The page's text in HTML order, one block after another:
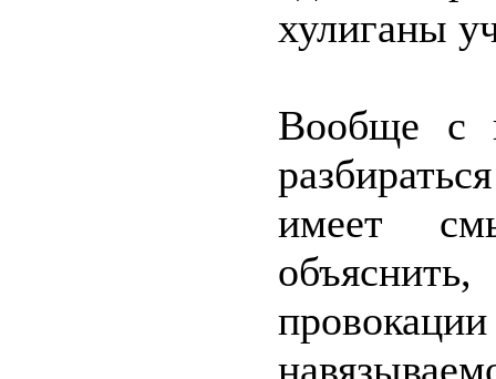
хулиганы
Вообще с
имеет